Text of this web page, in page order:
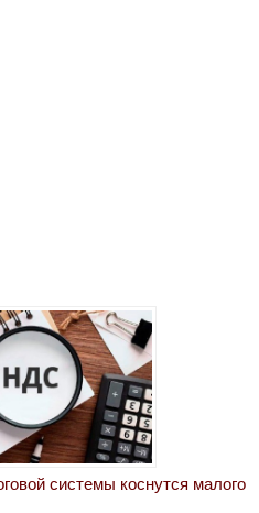
системы коснутся малого